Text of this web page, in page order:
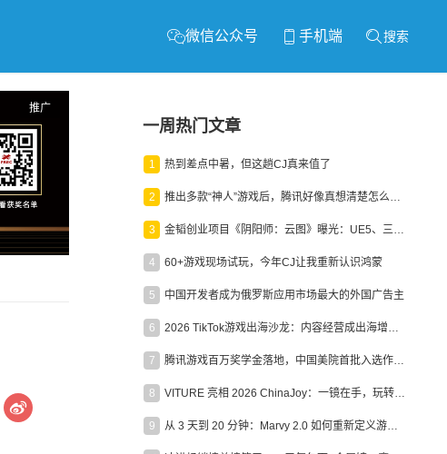
微信公众号 手机端 搜索
推广
一周热门文章
1 热到差点中暑，但这趟CJ真来值了
2 推出多款“神人”游戏后，腾讯好像真想清楚怎么做二次元了
3 金韬创业项目《阴阳师：云图》曝光：UE5、三端互通、ARPG
4 60+游戏现场试玩，今年CJ让我重新认识鸿蒙
5 中国开发者成为俄罗斯应用市场最大的外国广告主
6 2026 TikTok游戏出海沙龙：内容经营成出海增长新引擎
7 腾讯游戏百万奖学金落地，中国美院首批入选作品获业内关注
8 VITURE 亮相 2026 ChinaJoy：一镜在手，玩转全场！
9 从 3 天到 20 分钟：Marvy 2.0 如何重新定义游戏出海营销效率？